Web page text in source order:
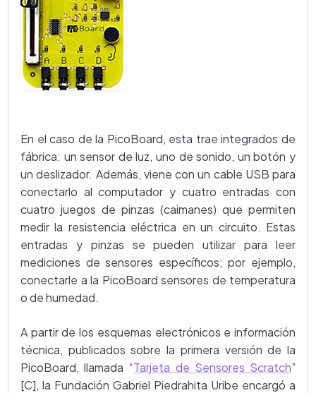
En el caso de la PicoBoard, esta trae integrados de
fábrica: un sensor de luz, uno de sonido, un botón y
un deslizador. Además, viene con un cable USB para
conectarlo al computador y cuatro entradas con
cuatro juegos de pinzas (caimanes) que permiten
medir la resistencia eléctrica en un circuito. Estas
entradas y pinzas se pueden utilizar para leer
mediciones de sensores específicos; por ejemplo,
conectarle a la PicoBoard sensores de temperatura
o de humedad.
A partir de los esquemas electrónicos e información
técnica, publicados sobre la primera versión de la
PicoBoard, llamada “Tarjeta de Sensores Scratch”
[C], la Fundación Gabriel Piedrahita Uribe encargó a